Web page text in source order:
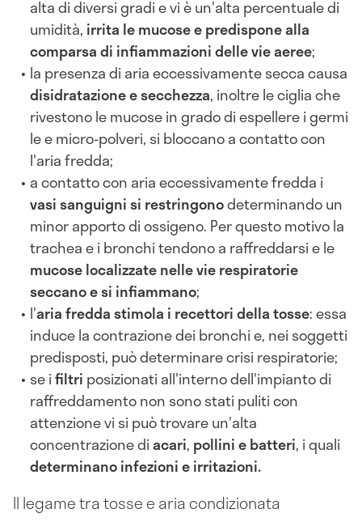
alta di diversi gradi e vi è un'alta percentuale di
umidità, irrita le mucose e predispone alla
comparsa di infiammazioni delle vie aeree;
la presenza di aria eccessivamente secca causa
disidratazione e secchezza, inoltre le ciglia che
rivestono le mucose in grado di espellere i germi
le e micro-polveri, si bloccano a contatto con
l'aria fredda;
a contatto con aria eccessivamente fredda i
vasi sanguignisi restringonodeterminando un
minor apporto di ossigeno. Per questo motivo la
trachea e i bronchi tendono a raffreddarsi e le
mucose localizzate nelle vie respiratorie
seccano e si infiammano;
l'aria fredda stimola i recettori della tosse: essa
induce la contrazione dei bronchi e, nei soggetti
predisposti, può determinare crisi respiratorie;
se ifiltri posizionati all'interno dell'impianto di
raffreddamento non sono stati puliti con
attenzione vi si può trovare un'alta
concentrazione diacari, pollini e batteri, i quali
determinano infezioni e irritazioni.
Il legame tra tosse e aria condizionata